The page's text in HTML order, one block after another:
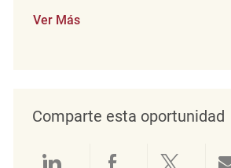
Ver Más
Comparte esta oportunidad